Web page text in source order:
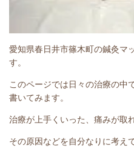
愛知県春日井市篠木町の鍼灸マ
す。
このページでは日々の治療の中
書いてみます。
治療が上手くいった、痛みが取
その原因などを自分なりに考え